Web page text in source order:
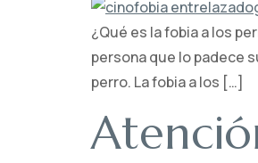
¿Qué es la fobia a los
persona que lo padece
perro. La fobia a los […]